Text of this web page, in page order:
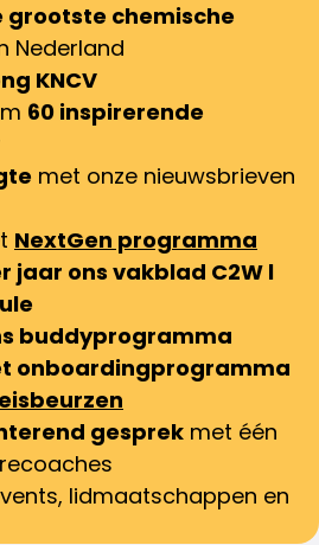
grootste chemische
Nederland
KNCV
60 inspirerende
met onze nieuwsbrieven
NextGen programma
jaar ons vakblad C2W l
buddyprogramma
onboardingprogramma
gesprek met één
lidmaatschappen en